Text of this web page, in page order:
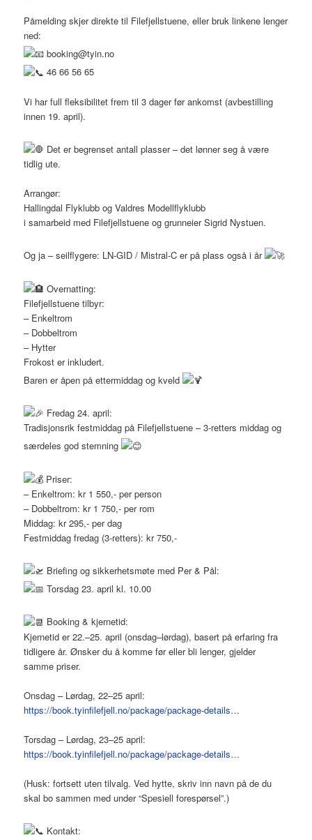
Påmelding skjer direkte til Filefjellstuene, eller bruk linkene lenger
ned:
booking@tyin.no
46 66 56 65
Vi har full fleksibilitet frem til 3 dager før ankomst (avbestilling
innen 19. april).
Det er begrenset antall plasser – det lønner seg å være
tidlig ute.
Arrangør:
Hallingdal Flyklubb og Valdres Modellflyklubb
i samarbeid med Filefjellstuene og grunneier Sigrid Nystuen.
Og ja – seilflygere: LN-GID / Mistral-C er på plass også i år
Overnatting:
Filefjellstuene tilbyr:
– Enkeltrom
– Dobbeltrom
– Hytter
Frokost er inkludert.
Baren er åpen på ettermiddag og kveld
Fredag 24. april:
Tradisjonsrik festmiddag på Filefjellstuene – 3-retters middag og
særdeles god stemning
Priser:
– Enkeltrom: kr 1 550,- per person
– Dobbeltrom: kr 1 750,- per rom
Middag: kr 295,- per dag
Festmiddag fredag (3-retters): kr 750,-
Briefing og sikkerhetsmøte med Per & Pål:
Torsdag 23. april kl. 10.00
Booking & kjernetid:
Kjernetid er 22.–25. april (onsdag–lørdag), basert på erfaring fra
tidligere år. Ønsker du å komme før eller bli lenger, gjelder
samme priser.
Onsdag – Lørdag, 22–25 april:
https://book.tyinfilefjell.no/package/package-details…
Torsdag – Lørdag, 23–25 april:
https://book.tyinfilefjell.no/package/package-details…
(Husk: fortsett uten tilvalg. Ved hytte, skriv inn navn på de du
skal bo sammen med under “Spesiell forespørsel”.)
Kontakt: